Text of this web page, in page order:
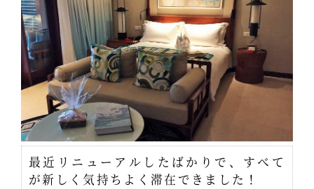
最近リニューアルしたばかりで、すべて
が新しく気持ちよく滞在できました！